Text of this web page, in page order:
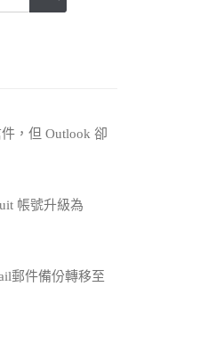
，但 Outlook 卻
帳號升級為
郵件備份轉移至